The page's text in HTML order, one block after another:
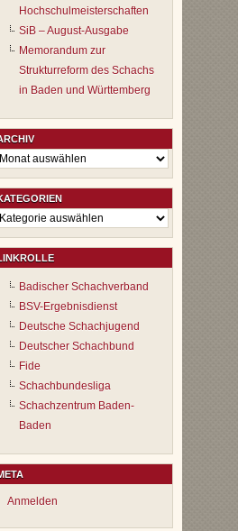
Hochschulmeisterschaften
SiB – August-Ausgabe
Memorandum zur
Strukturreform des Schachs
in Baden und Württemberg
Badischer Schachverband
BSV-Ergebnisdienst
Deutsche Schachjugend
Deutscher Schachbund
Fide
Schachbundesliga
Schachzentrum Baden-
Baden
Anmelden